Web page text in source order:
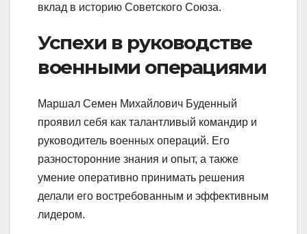
вклад в историю Советского Союза.
Успехи в руководстве
военными операциями
Маршал Семен Михайлович Буденный
проявил себя как талантливый командир и
руководитель военных операций. Его
разносторонние знания и опыт, а также
умение оперативно принимать решения
делали его востребованным и эффективным
лидером.